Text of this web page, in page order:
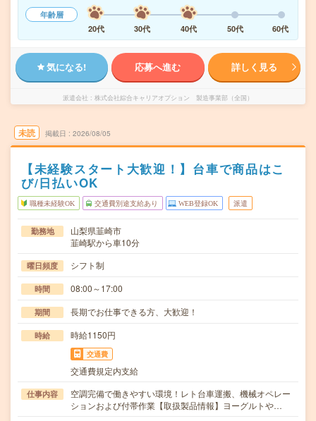
年齢層
20代
30代 40代 50代 60代
気になる! 応募へ進む 詳しく見る
派遣会社 株式会社綜合キャリアオプション 製造事業部（全国）
未読 掲載日 2026/08/05
【未経験スタート大歓迎！】台車で商品はこ
び/日払いOK
職種未経験OK 交通費別途支給あり WEB登録OK 派遣
勤務地
山梨県韮崎市
韮崎駅から車10分
曜日頻度 シフト制
時間 08:00～17:00
期間 長期でお仕事できる方、大歓迎！
時給 時給1150円
交通費
交通費規定内支給
仕事内容
空調完備で働きやすい環境！レト台車運搬、機械オペレー
ションおよび付帯作業【取扱製品情報】ヨーグルトや…